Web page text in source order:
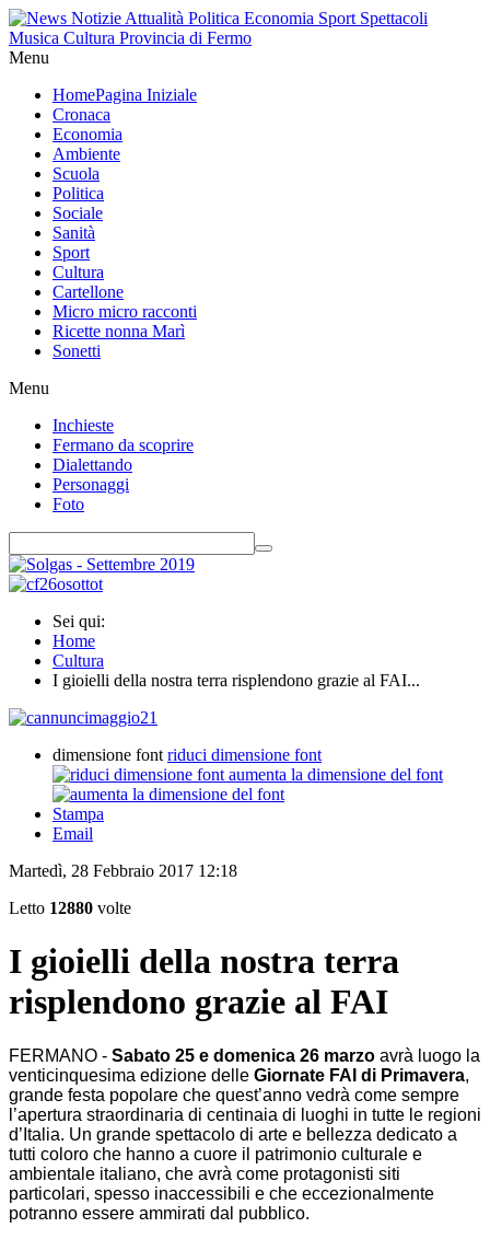
Menu
HomePagina Iniziale
Cronaca
Economia
Ambiente
Scuola
Politica
Sociale
Sanità
Sport
Cultura
Cartellone
Micro micro racconti
Ricette nonna Marì
Sonetti
Menu
Inchieste
Fermano da scoprire
Dialettando
Personaggi
Foto
Sei qui:
Home
Cultura
I gioielli della nostra terra risplendono grazie al FAI...
dimensione font riduci dimensione font
aumenta la dimensione del font
Stampa
Email
Martedì, 28 Febbraio 2017 12:18
Letto 12880 volte
I gioielli della nostra terra
risplendono grazie al FAI
FERMANO - Sabato 25 e domenica 26 marzo avrà luogo la
venticinquesima edizione delle Giornate FAI di Primavera,
grande festa popolare che quest’anno vedrà come sempre
l’apertura straordinaria di centinaia di luoghi in tutte le regioni
d’Italia. Un grande spettacolo di arte e bellezza dedicato a
tutti coloro che hanno a cuore il patrimonio culturale e
ambientale italiano, che avrà come protagonisti siti
particolari, spesso inaccessibili e che eccezionalmente
potranno essere ammirati dal pubblico.